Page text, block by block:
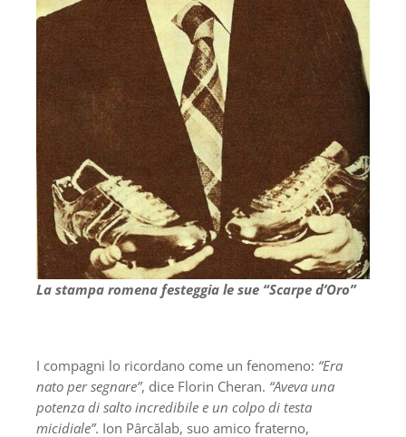
La stampa romena festeggia le sue “Scarpe d’Oro”
I compagni lo ricordano come un fenomeno: “Era
nato per segnare”, dice Florin Cheran. “Aveva una
potenza di salto incredibile e un colpo di testa
micidiale”. Ion Pârcălab, suo amico fraterno,